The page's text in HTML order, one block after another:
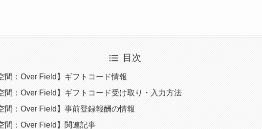
目次
間：Over Field】ギフトコード情報
間：Over Field】ギフトコード受け取り・入力方法
間：Over Field】事前登録報酬の情報
間：Over Field】関連記事